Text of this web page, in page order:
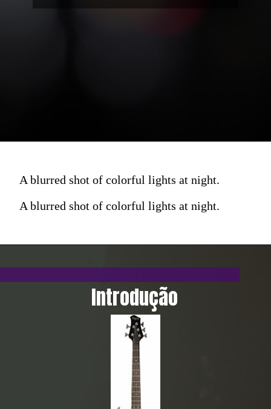
A blurred shot of colorful lights at night.
A blurred shot of colorful lights at night.
Introdução